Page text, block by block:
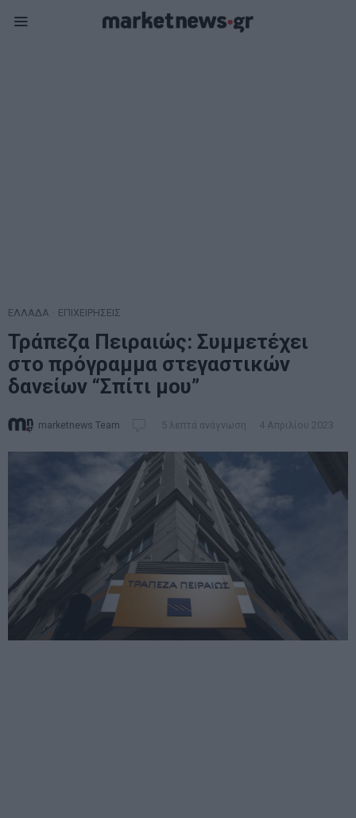
ΕΛΛΑΔΑ ΕΠΙΧΕΙΡΗΣΕΙΣ
Τράπεζα Πειραιώς: Συμμετέχει
στο πρόγραμμα στεγαστικών
δανείων “Σπίτι μου”
marketnews Team 5 λεπτά ανάγνωση 4 Απριλίου 2023